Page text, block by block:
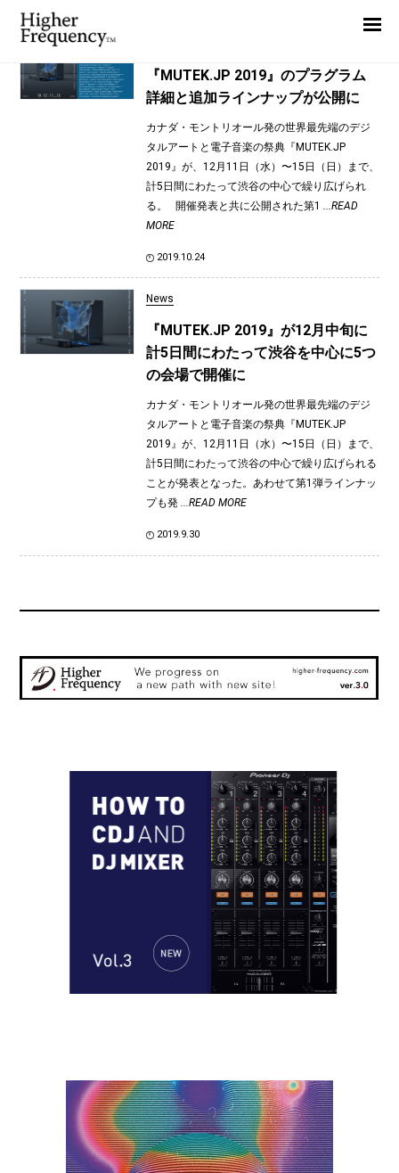
TAG: Lars Hemmerling
『MUTEK.JP 2019』のプラグラム
詳細と追加ラインナップが公開に
カナダ・モントリオール発の世界最先端のデジ
タルアートと電子音楽の祭典『MUTEK.JP
2019』が、12月11日（水）〜15日（日）まで、
計5日間にわたって渋谷の中心で繰り広げられ
る。 開催発表と共に公開された第1 ...READ
MORE
2019.10.24
News
『MUTEK.JP 2019』が12月中旬に
計5日間にわたって渋谷を中心に5つ
の会場で開催に
カナダ・モントリオール発の世界最先端のデジ
タルアートと電子音楽の祭典『MUTEK.JP
2019』が、12月11日（水）〜15日（日）まで、
計5日間にわたって渋谷の中心で繰り広げられる
ことが発表となった。あわせて第1弾ラインナッ
プも発 ...READ MORE
2019.9.30
News
Interview
Highlight
Report